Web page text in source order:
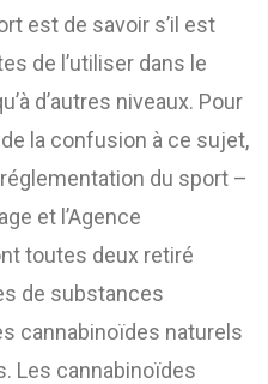
est de savoir s’il est
de l’utiliser dans le
d’autres niveaux. Pour
la confusion à ce sujet,
du sport –
et l’Agence
toutes deux retiré
de substances
cannabinoïdes naturels
Les cannabinoïdes